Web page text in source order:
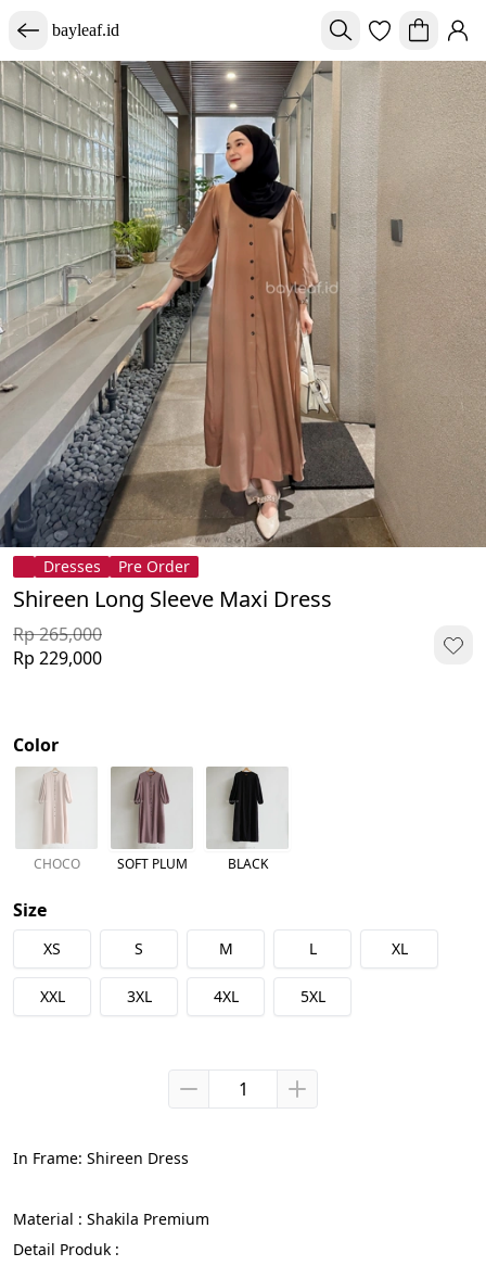
bayleaf.id
Dresses Pre Order
Shireen Long Sleeve Maxi Dress
Rp 265,000
Rp 229,000
Color
CHOCO SOFT PLUM BLACK
Size
XS S M L XL
XXL 3XL 4XL 5XL
In Frame: Shireen Dress
Material : Shakila Premium
Detail Produk :